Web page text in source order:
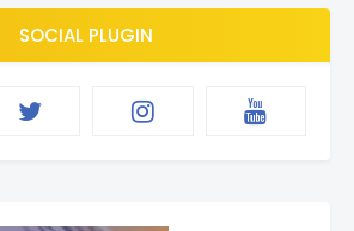
SOCIAL PLUGIN